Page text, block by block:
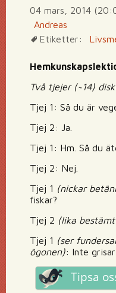
04 mars, 2014
Andreas
Etiketter:
Två tjejer (~14)
Tjej 1: Så du är
Tjej 2: Ja.
Tjej 1: Hm. Så du
Tjej 2: Nej.
Tjej 1 (nickar
fiskar?
Tjej 2 (lika
Tjej 1 (ser
ögonen): Inte
Tipsa